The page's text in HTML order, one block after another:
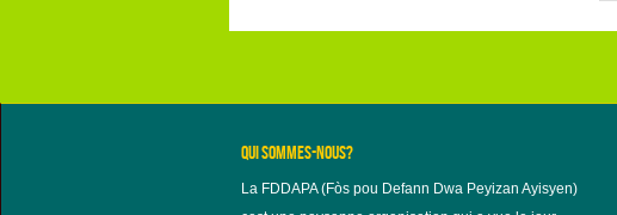
QUI SOMMES-NOUS?
La FDDAPA (Fòs pou Defann Dwa Peyizan Ayisyen)